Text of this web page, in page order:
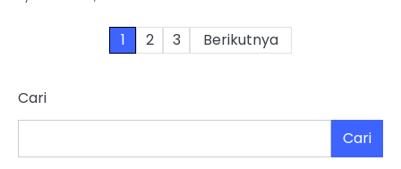
1 2 3 Berikutnya
Cari
Cari